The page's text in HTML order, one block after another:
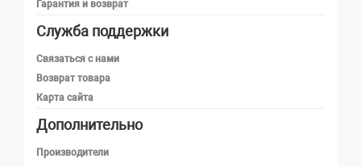
Гарантия и возврат
Служба поддержки
Связаться с нами
Возврат товара
Карта сайта
Дополнительно
Производители